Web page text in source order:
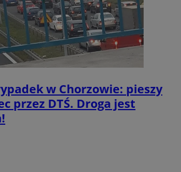
w Chorzowie: pieszy
przez DTŚ. Droga jest